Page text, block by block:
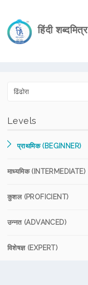
हिंदी शब्दमित्र
Levels
प्राथमिक (BEGINNER)
माध्यमिक (INTERMEDIATE)
कुशल (PROFICIENT)
उन्नत (ADVANCED)
विशेषज्ञ (EXPERT)